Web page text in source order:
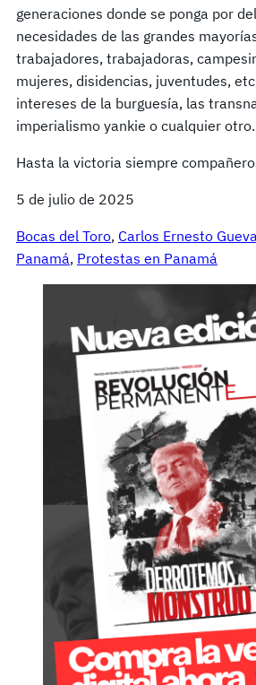
generaciones donde se ponga por
necesidades de las grandes
trabajadores, trabajadoras,
mujeres, disidencias, juventudes,
intereses de la burguesía, las
imperialismo yankie o cualquier otro.
Hasta la victoria siempre
5 de julio de 2025
Bocas del Toro, Carlos Ernesto
Panamá, Protestas en Panamá